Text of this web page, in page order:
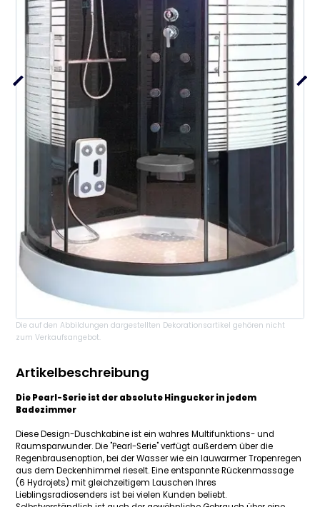
Die auf den Abbildungen dargestellten Dekorationsartikel gehören nicht
zum Verkaufsangebot.
Artikelbeschreibung
Die Pearl-Serie ist der absolute Hingucker in jedem
Badezimmer
Diese Design-Duschkabine ist ein wahres Multifunktions- und
Raumsparwunder. Die "Pearl-Serie" verfügt außerdem über die
Regenbrausenoption, bei der Wasser wie ein lauwarmer Tropenregen
aus dem Deckenhimmel rieselt. Eine entspannte Rückenmassage
(6 Hydrojets) mit gleichzeitigem Lauschen Ihres
Lieblingsradiosenders ist bei vielen Kunden beliebt.